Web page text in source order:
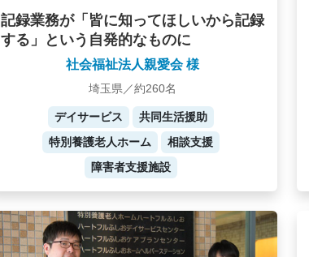
記録業務が「皆に知ってほしいから記録
する」という自発的なものに
社会福祉法人親愛会 様
埼玉県／約260名
デイサービス
共同生活援助
特別養護老人ホーム
相談支援
障害者支援施設